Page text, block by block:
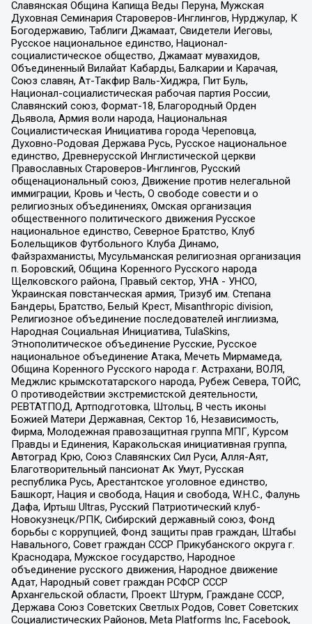
Славянская Община Капища Веды Перуна, Мужская
Духовная Семинария Староверов-Инглингов, Нурджулар, К
Богодержавию, Таблиги Джамаат, Свидетели Иеговы,
Русское национальное единство, Национал-
социалистическое общество, Джамаат мувахидов,
Объединенный Вилайат Кабарды, Балкарии и Карачая,
Союз славян, Ат-Такфир Валь-Хиджра, Пит Буль,
Национал-социалистическая рабочая партия России,
Славянский союз, Формат-18, Благородный Орден
Дьявола, Армия воли народа, Национальная
Социалистическая Инициатива города Череповца,
Духовно-Родовая Держава Русь, Русское национальное
единство, Древнерусской Инглистической церкви
Православных Староверов-Инглингов, Русский
общенациональный союз, Движение против нелегальной
иммиграции, Кровь и Честь, О свободе совести и о
религиозных объединениях, Омская организация
общественного политического движения Русское
национальное единство, Северное Братство, Клуб
Болельщиков Футбольного Клуба Динамо,
Файзрахманисты, Мусульманская религиозная организация
п. Боровский, Община Коренного Русского народа
Щелковского района, Правый сектор, УНА - УНСО,
Украинская повстанческая армия, Тризуб им. Степана
Бандеры, Братство, Белый Крест, Misanthropic division,
Религиозное объединение последователей инглиизма,
Народная Социальная Инициатива, TulaSkins,
Этнополитическое объединение Русские, Русское
национальное объединение Атака, Мечеть Мирмамеда,
Община Коренного Русского народа г. Астрахани, ВОЛЯ,
Меджлис крымскотатарского народа, Рубеж Севера, ТОЙС,
О противодействии экстремистской деятельности,
РЕВТАТПОД, Артподготовка, Штольц, В честь иконы
Божией Матери Державная, Сектор 16, Независимость,
Фирма, Молодежная правозащитная группа МПГ, Курсом
Правды и Единения, Каракольская инициативная группа,
Автоград Крю, Союз Славянских Сил Руси, Алля-Аят,
Благотворительный пансионат Ак Умут, Русская
республика Русь, Арестантское уголовное единство,
Башкорт, Нация и свобода, Нация и свобода, W.H.С., Фалунь
Дафа, Иртыш Ultras, Русский Патриотический клуб-
Новокузнецк/РПК, Сибирский державный союз, Фонд
борьбы с коррупцией, Фонд защиты прав граждан, Штабы
Навального, Совет граждан СССР Прикубанского округа г.
Краснодара, Мужское государство, Народное
объединение русского движения, Народное движение
Адат, Народный совет граждан РСФСР СССР
Архангельской области, Проект Штурм, Граждане СССР,
Держава Союз Советских Светлых Родов, Совет Советских
Социалистических Районов, Meta Platforms Inc, Facebook,